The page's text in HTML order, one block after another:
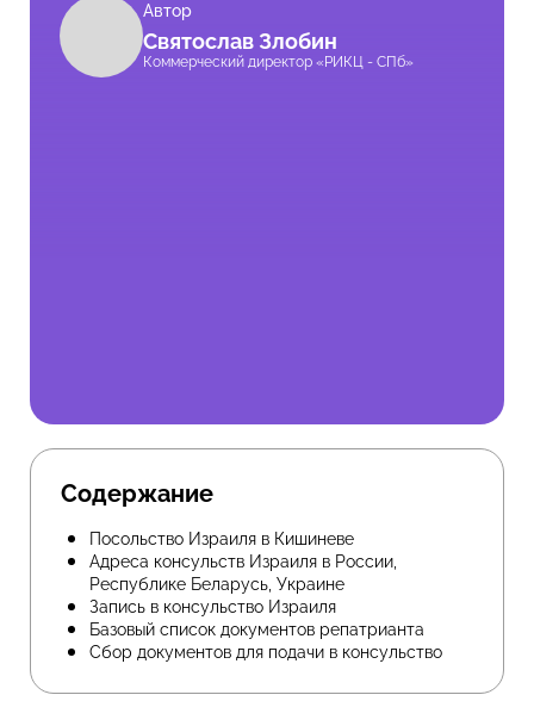
Автор
Святослав Злобин
Коммерческий директор «РИКЦ - СПб»
Содержание
Посольство Израиля в Кишиневе
Адреса консульств Израиля в России,
Республике Беларусь, Украине
Запись в консульство Израиля
Базовый список документов репатрианта
Сбор документов для подачи в консульство